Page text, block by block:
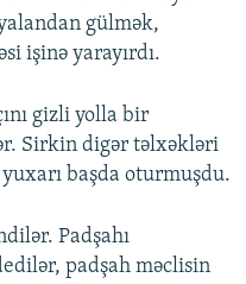
gülmək,
işinə yarayırdı.
gizli yolla bir
Sirkin digər təlxəkləri
başda oturmuşdu.
Padşahı
padşah məclisin